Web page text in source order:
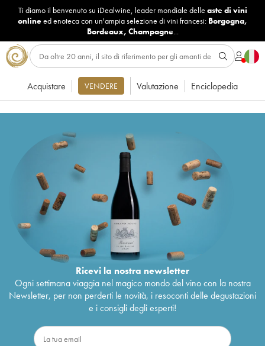
Ti diamo il benvenuto su iDealwine, leader mondiale delle aste di vini
onlineed enoteca con un'ampia selezione di vini francesi: Borgogna,
Bordeaux, Champagne...
Acquistare VENDERE Valutazione Enciclopedia
Ricevi la nostra newsletter
Ogni settimana viaggia nel magico mondo del vino con la nostra
Newsletter, per non perderti le novità, i resoconti delle degustazioni
e i consigli degli esperti!